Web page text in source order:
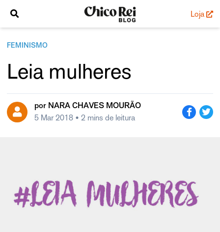
Loja
FEMINISMO
Leia mulheres
por NARA CHAVES MOURÃO
5 Mar 2018 • 2 mins de leitura